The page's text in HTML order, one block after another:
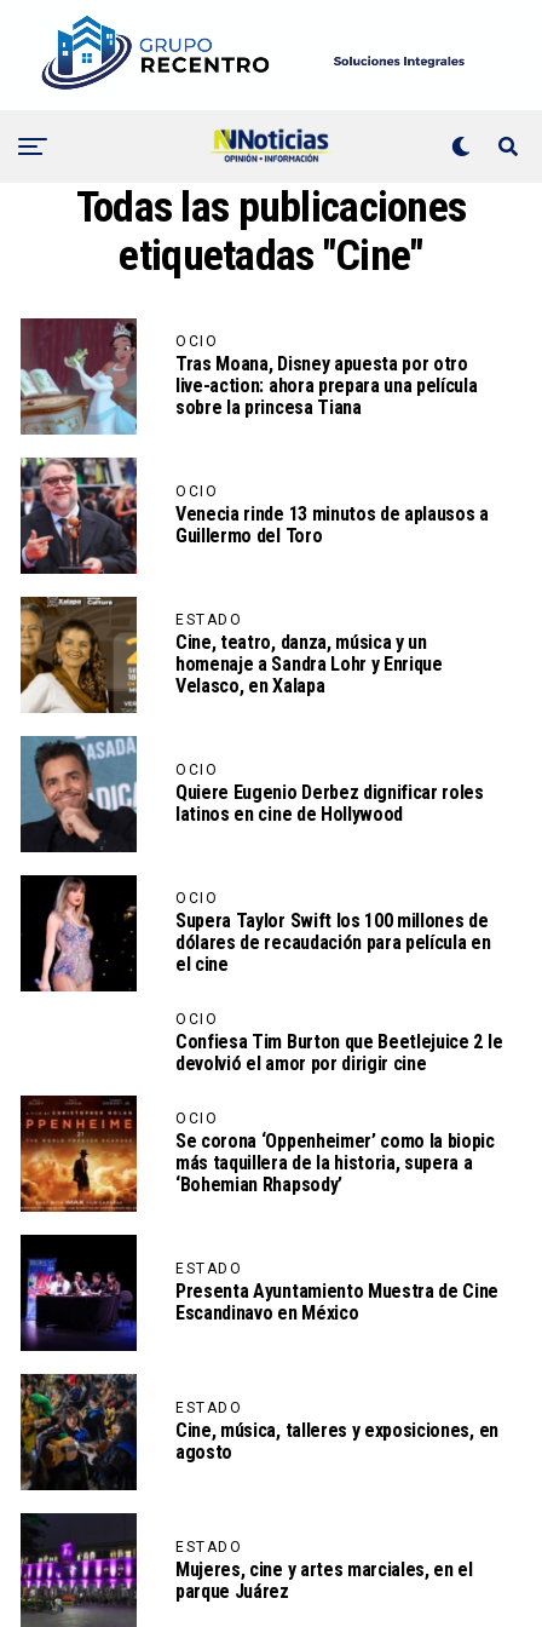
Todas las publicaciones
etiquetadas "Cine"
OCIO
Tras Moana, Disney apuesta por otro
live-action: ahora prepara una película
sobre la princesa Tiana
OCIO
Venecia rinde 13 minutos de aplausos a
Guillermo del Toro
ESTADO
Cine, teatro, danza, música y un
homenaje a Sandra Lohr y Enrique
Velasco, en Xalapa
OCIO
Quiere Eugenio Derbez dignificar roles
latinos en cine de Hollywood
OCIO
Supera Taylor Swift los 100 millones de
dólares de recaudación para película en
el cine
OCIO
Confiesa Tim Burton que Beetlejuice 2 le
devolvió el amor por dirigir cine
OCIO
Se corona ‘Oppenheimer’ como la biopic
más taquillera de la historia, supera a
‘Bohemian Rhapsody’
ESTADO
Presenta Ayuntamiento Muestra de Cine
Escandinavo en México
ESTADO
Cine, música, talleres y exposiciones, en
agosto
ESTADO
Mujeres, cine y artes marciales, en el
parque Juárez